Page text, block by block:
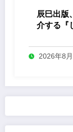
辰巳出版
介する『
2026年8